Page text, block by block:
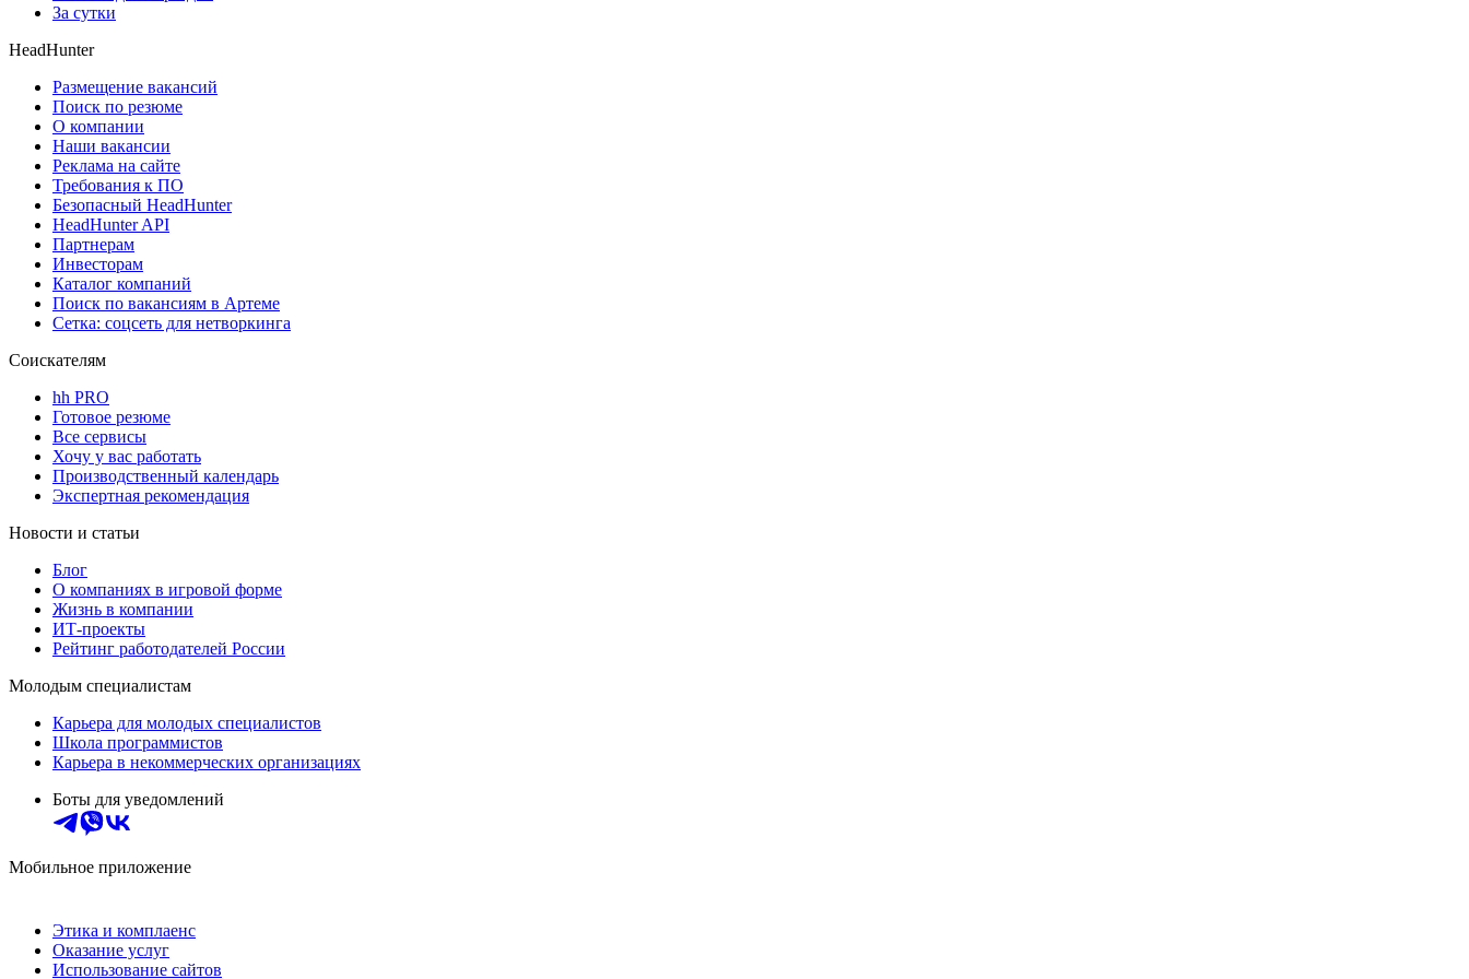
За сутки
HeadHunter
Размещение вакансий
Поиск по резюме
О компании
Наши вакансии
Реклама на сайте
Требования к ПО
Безопасный HeadHunter
HeadHunter API
Партнерам
Инвесторам
Каталог компаний
Поиск по вакансиям в Артеме
Сетка: соцсеть для нетворкинга
Соискателям
hh PRO
Готовое резюме
Все сервисы
Хочу у вас работать
Производственный календарь
Экспертная рекомендация
Новости и статьи
Блог
О компаниях в игровой форме
Жизнь в компании
ИТ-проекты
Рейтинг работодателей России
Молодым специалистам
Карьера для молодых специалистов
Школа программистов
Карьера в некоммерческих организациях
Боты для уведомлений
Мобильное приложение
Этика и комплаенс
Оказание услуг
Использование сайтов